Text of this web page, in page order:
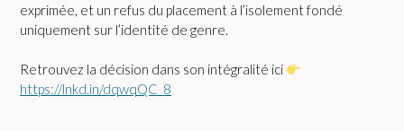
exprimée, et un refus du placement à l’isolement fondé
uniquement sur l’identité de genre.
Retrouvez la décision dans son intégralité ici
https://lnkd.in/dqwqQC_8